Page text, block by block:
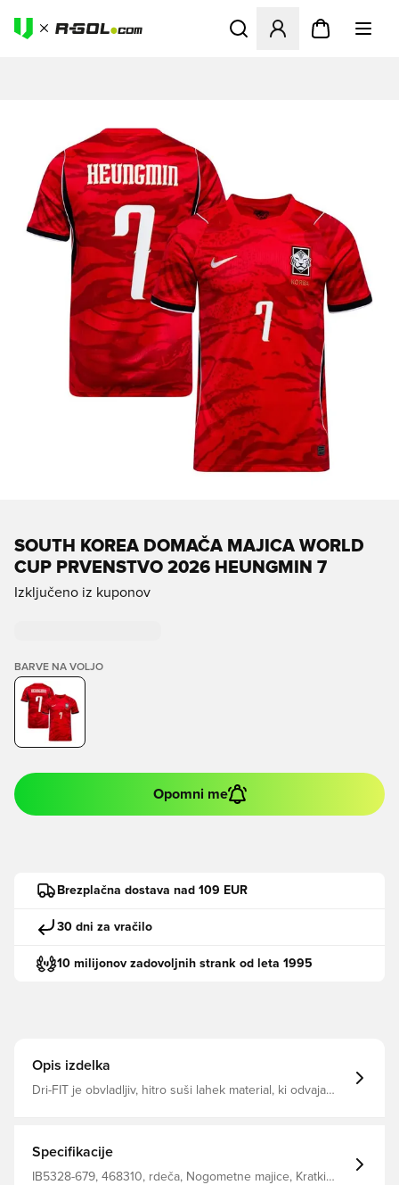
Odpre Modal za prijavo ali
SOUTH KOREA DOMAČA MAJICA WORLD
CUP PRVENSTVO 2026 HEUNGMIN 7
Izključeno iz kuponov
BARVE NA VOLJO
Opomni me
Brezplačna dostava nad 109 EUR
30 dni za vračilo
10 milijonov zadovoljnih strank od leta 1995
Opis izdelka
Dri-FIT je obvladljiv, hitro suši lahek material, ki odvaja
Specifikacije
IB5328-679, 468310, rdeča, Nogometne majice, Kratki